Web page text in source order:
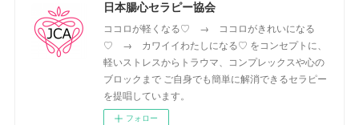
日本腸心セラピー協会
ココロが軽くなる♡ → ココロがきれいになる
♡ → カワイイわたしになる♡ をコンセプトに、
軽いストレスからトラウマ、コンプレックスや心の
ブロックまで ご自身でも簡単に解消できるセラピー
を提唱しています。
フォロー